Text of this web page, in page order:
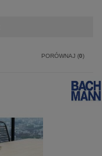
PORÓWNAJ (0)